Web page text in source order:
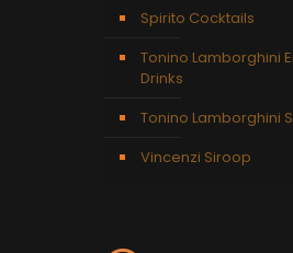
Spirito Cocktails
Tonino Lamborghini
Drinks
Tonino Lamborghini
Vincenzi Siroop